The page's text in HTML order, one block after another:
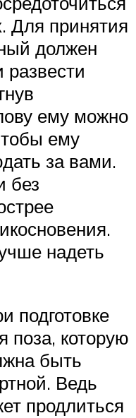
Для принятия
должен
развести
ему можно
ему
за вами.
без
надеть
подготовке
поза, которую
быть
Ведь
продлиться